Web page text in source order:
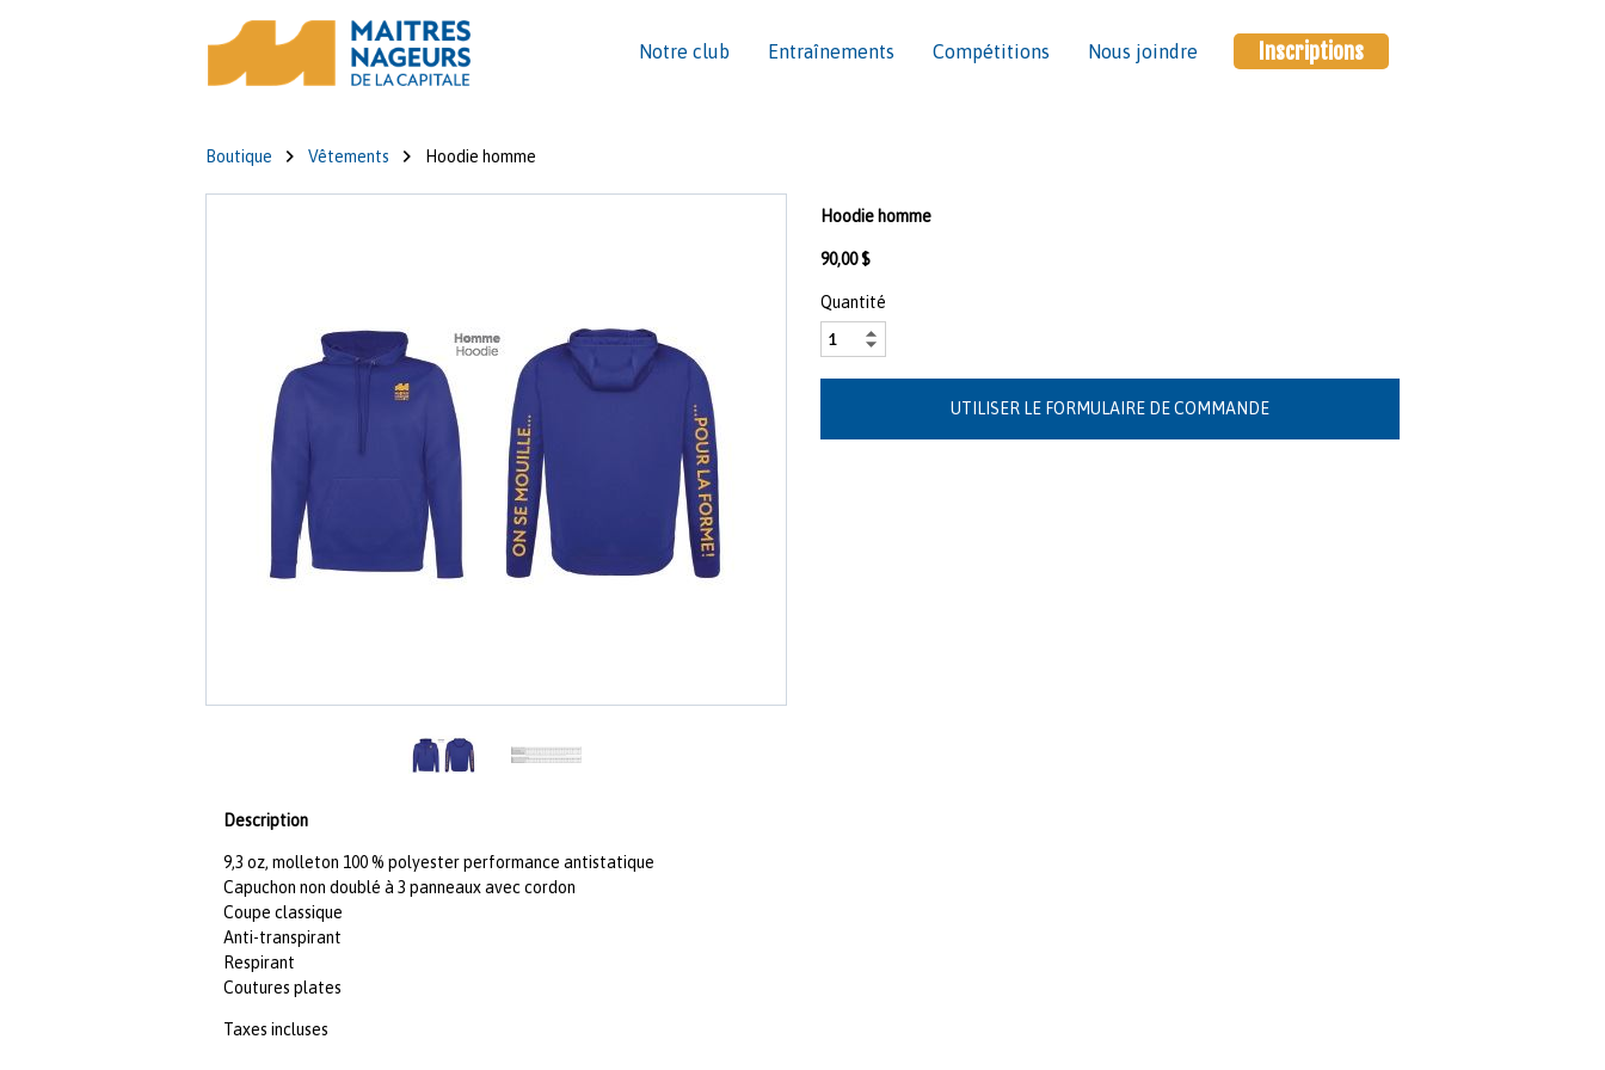
Inscriptions
Notre club Entraînements Compétitions Nous joindre
Boutique Vêtements Hoodie homme
Hoodie homme
90,00 $
Quantité
Description
9,3 oz, molleton 100 % polyester performance antistatique
Capuchon non doublé à 3 panneaux avec cordon
Coupe classique
Anti-transpirant
Respirant
Coutures plates
Taxes incluses